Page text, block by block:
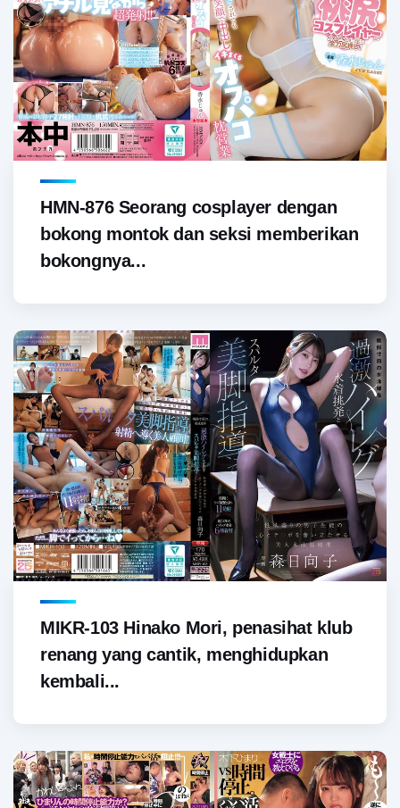
HMN-876 Seorang cosplayer dengan
bokong montok dan seksi memberikan
bokongnya...
MIKR-103 Hinako Mori, penasihat klub
renang yang cantik, menghidupkan
kembali...